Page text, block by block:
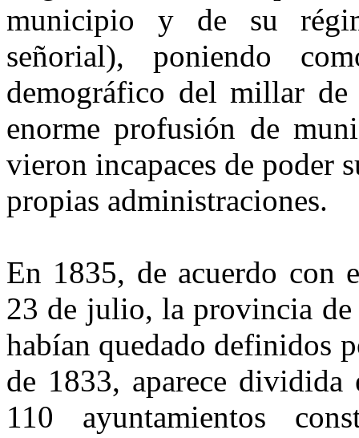
municipio y de su
señorial), poniendo
demográfico del mi­llar
enorme profusión de
vieron incapaces de poder
propias administraciones.
En 1835, de acuerdo con
23 de julio, la provincia de
ha­bían quedado definidos
de 1833, aparece
110 ayuntamientos